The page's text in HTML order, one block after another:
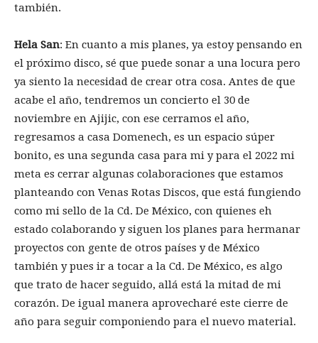
también.
Hela San: En cuanto a mis planes, ya estoy pensando en
el próximo disco, sé que puede sonar a una locura pero
ya siento la necesidad de crear otra cosa. Antes de que
acabe el año, tendremos un concierto el 30 de
noviembre en Ajijic, con ese cerramos el año,
regresamos a casa Domenech, es un espacio súper
bonito, es una segunda casa para mi y para el 2022 mi
meta es cerrar algunas colaboraciones que estamos
planteando con Venas Rotas Discos, que está fungiendo
como mi sello de la Cd. De México, con quienes eh
estado colaborando y siguen los planes para hermanar
proyectos con gente de otros países y de México
también y pues ir a tocar a la Cd. De México, es algo
que trato de hacer seguido, allá está la mitad de mi
corazón. De igual manera aprovecharé este cierre de
año para seguir componiendo para el nuevo material.